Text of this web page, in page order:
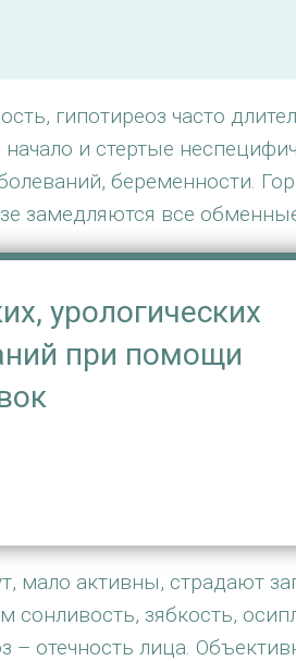
гипотиреоз часто
начало и стертые
беременности.
замедляются все
урологических
при помощи
мало активны, страдают
зябкость,
отечность лица.